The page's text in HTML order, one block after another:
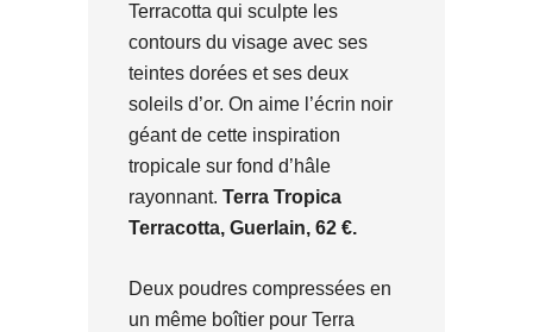
Terracotta qui sculpte les
contours du visage avec ses
teintes dorées et ses deux
soleils d’or. On aime l’écrin noir
géant de cette inspiration
tropicale sur fond d’hâle
rayonnant. Terra Tropica
Terracotta, Guerlain, 62 €.
Deux poudres compressées en
un même boîtier pour Terra